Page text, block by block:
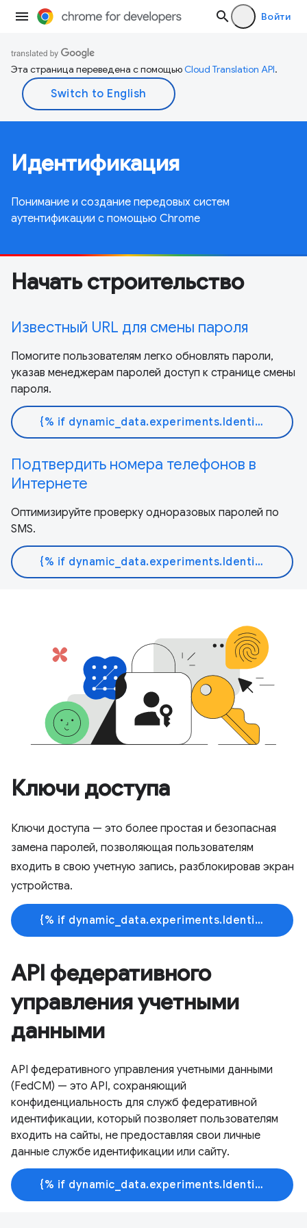
Войти
Эта страница переведена с помощьюCloud Translation API.
Идентификация
Понимание и создание передовых систем
аутентификации с помощью Chrome
Начать строительство
Известный URL для смены пароля
Помогите пользователям легко обновлять пароли,
указав менеджерам паролей доступ к странице смены
пароля.
{% if dynamic_data.experiments.IdentityButtonTextFeature.button_variant == 'variant_a' %}Узнать больше{% else %}Читать документ{% endif %}
Подтвердить номера телефонов в
Интернете
Оптимизируйте проверку одноразовых паролей по
SMS.
{% if dynamic_data.experiments.IdentityButtonTextFeature.button_variant == 'variant_a' %}Узнать больше{% else %}Читать документ{% endif %}
Ключи доступа
Ключи доступа — это более простая и безопасная
замена паролей, позволяющая пользователям
входить в свою учетную запись, разблокировав экран
устройства.
{% if dynamic_data.experiments.IdentityButtonTextFeature.button_variant == 'variant_a' %}Узнать больше{% else %}Начать обучение{% endif %}
API федеративного
управления учетными
данными
API федеративного управления учетными данными
(FedCM) — это API, сохраняющий
конфиденциальность для служб федеративной
идентификации, который позволяет пользователям
входить на сайты, не предоставляя свои личные
данные службе идентификации или сайту.
{% if dynamic_data.experiments.IdentityButtonTextFeature.button_variant == 'variant_a' %}Узнать больше{% else %}Начать обучение{% endif %}